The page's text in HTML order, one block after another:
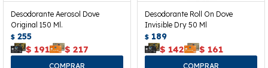
Desodorante Aerosol Dove
Original 150 Ml.
$ 255
$ 191 $ 217
Desodorante Roll On Dove
Invisible Dry 50 Ml
$ 189
$ 142 $ 161